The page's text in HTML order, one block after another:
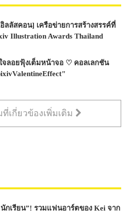
ลลัสคอน] เครือข่ายการสร้างสรรค์ที่
Illustration Awards Thailand
จลอยฟุ้งเต็มหน้าจอ ♡ คอลเลกชัน
เกี่ยวข้องเพิ่มเติม
กเรียน”! รวมแฟนอาร์ตของ Kei จาก